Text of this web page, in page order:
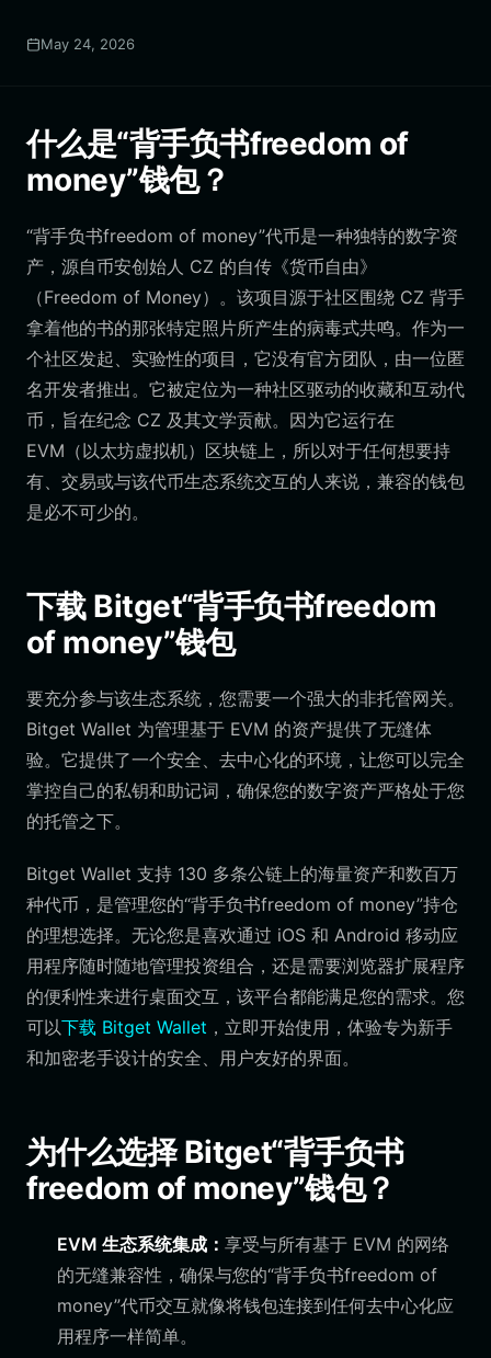
May 24, 2026
什么是“背手负书freedom of
money”钱包？
“背手负书freedom of money”代币是一种独特的数字资
产，源自币安创始人 CZ 的自传《货币自由》
（Freedom of Money）。该项目源于社区围绕 CZ 背手
拿着他的书的那张特定照片所产生的病毒式共鸣。作为一
个社区发起、实验性的项目，它没有官方团队，由一位匿
名开发者推出。它被定位为一种社区驱动的收藏和互动代
币，旨在纪念 CZ 及其文学贡献。因为它运行在
EVM（以太坊虚拟机）区块链上，所以对于任何想要持
有、交易或与该代币生态系统交互的人来说，兼容的钱包
是必不可少的。
下载 Bitget“背手负书freedom
of money”钱包
要充分参与该生态系统，您需要一个强大的非托管网关。
Bitget Wallet 为管理基于 EVM 的资产提供了无缝体
验。它提供了一个安全、去中心化的环境，让您可以完全
掌控自己的私钥和助记词，确保您的数字资产严格处于您
的托管之下。
Bitget Wallet 支持 130 多条公链上的海量资产和数百万
种代币，是管理您的“背手负书freedom of money”持仓
的理想选择。无论您是喜欢通过 iOS 和 Android 移动应
用程序随时随地管理投资组合，还是需要浏览器扩展程序
的便利性来进行桌面交互，该平台都能满足您的需求。您
可以下载 Bitget Wallet ，立即开始使用，体验专为新手
和加密老手设计的安全、用户友好的界面。
为什么选择 Bitget“背手负书
freedom of money”钱包？
EVM 生态系统集成： 享受与所有基于 EVM 的网络
的无缝兼容性，确保与您的“背手负书freedom of
money”代币交互就像将钱包连接到任何去中心化应
用程序一样简单。